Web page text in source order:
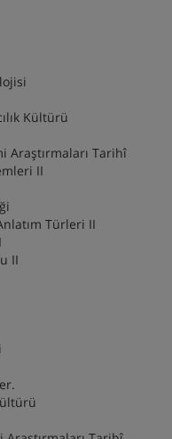
Kültürü
Araştırmaları Tarihî
II
Türleri II
II